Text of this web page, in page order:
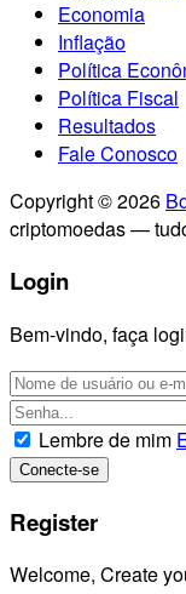
Economia
Inflação
Política
Política Fiscal
Resultados
Fale Conosco
Copyright © 2026
criptomoedas —
Login
Bem-vindo, faça
Lembre de mim
Register
Welcome, Create